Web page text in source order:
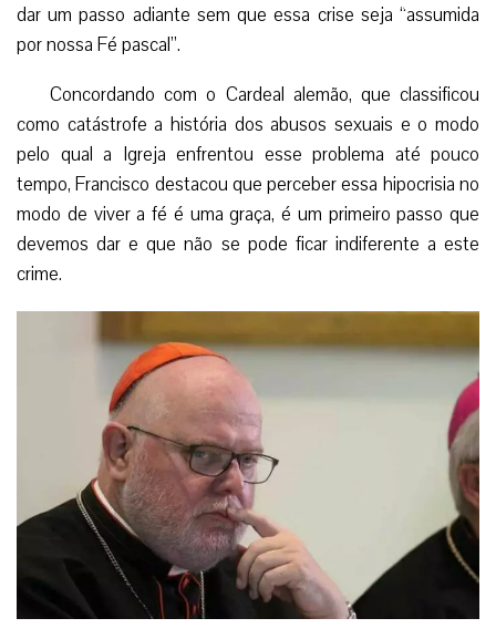
dar um passo adiante sem que essa crise seja “assumida
por nossa Fé pascal”.
Concordando com o Cardeal alemão, que classificou
como catástrofe a história dos abusos sexuais e o modo
pelo qual a Igreja enfrentou esse problema até pouco
tempo, Francisco destacou que perceber essa hipocrisia no
modo de viver a fé é uma graça, é um primeiro passo que
devemos dar e que não se pode ficar indiferente a este
crime.